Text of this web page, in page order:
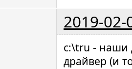
2019-02-
c:\tru - наши
драйвер (и